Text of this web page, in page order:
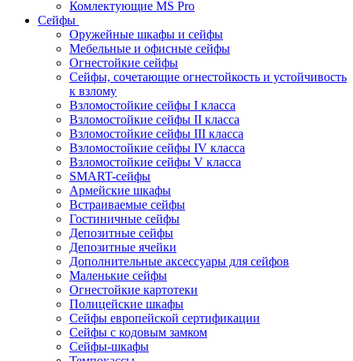
Комлектующие MS Pro
Сейфы
Оружейные шкафы и сейфы
Мебельные и офисные сейфы
Огнестойкие сейфы
Сейфы, сочетающие огнестойкость и устойчивость
к взлому
Взломостойкие сейфы I класса
Взломостойкие сейфы II класса
Взломостойкие сейфы III класса
Взломостойкие сейфы IV класса
Взломостойкие сейфы V класса
SMART-сейфы
Армейские шкафы
Встраиваемые сейфы
Гостиничные сейфы
Депозитные сейфы
Депозитные ячейки
Дополнительные аксессуары для сейфов
Маленькие сейфы
Огнестойкие картотеки
Полицейские шкафы
Сейфы европейской сертификации
Сейфы с кодовым замком
Сейфы-шкафы